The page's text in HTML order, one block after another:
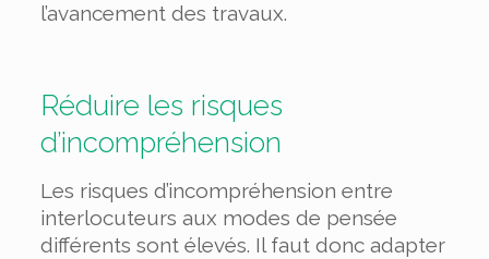
l’avancement des travaux.
Réduire les risques
d’incompréhension
Les risques d’incompréhension entre
interlocuteurs aux modes de pensée
différents sont élevés. Il faut donc adapter